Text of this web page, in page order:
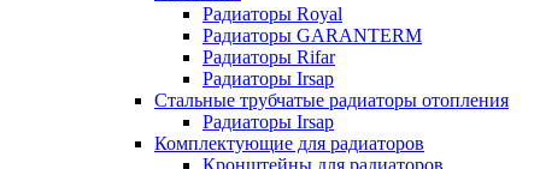
Радиаторы Royal
Радиаторы GARANTERM
Радиаторы Rifar
Радиаторы Irsap
Стальные трубчатые радиаторы отопления
Радиаторы Irsap
Комплектующие для радиаторов
Кронштейны для радиаторов